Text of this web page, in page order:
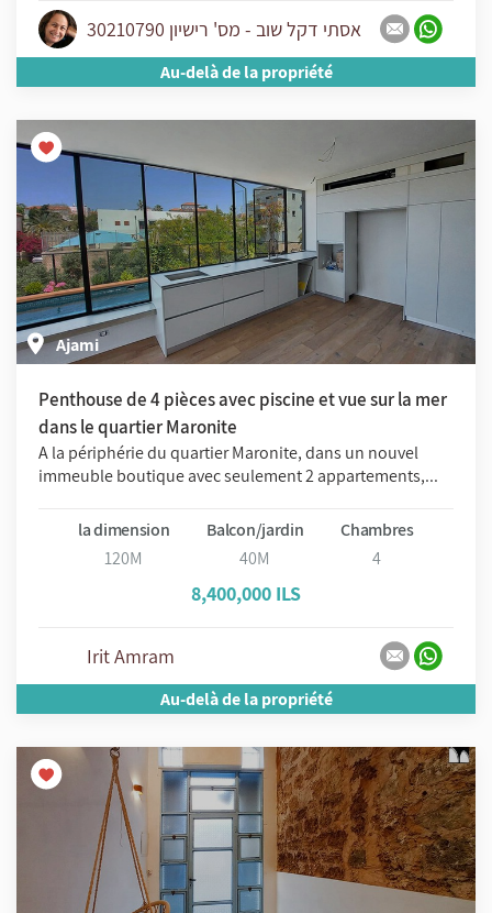
אסתי דקל שוב - מס' רישיון 30210790
Au-delà de la propriété
Ajami
Penthouse de 4 pièces avec piscine et vue sur la mer
dans le quartier Maronite
A la périphérie du quartier Maronite, dans un nouvel
immeuble boutique avec seulement 2 appartements,...
la dimension
120M
Balcon/jardin
40M
Chambres
4
8,400,000 ILS
Irit Amram
Au-delà de la propriété